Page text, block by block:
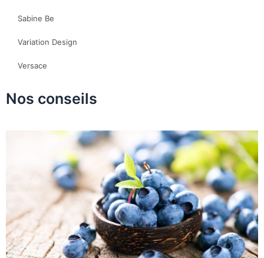
Sabine Be
Variation Design
Versace
Nos conseils